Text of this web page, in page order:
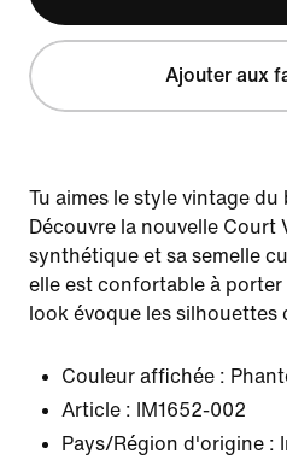
Ajouter aux
Tu aimes le style vintage du
Découvre la nouvelle Court
synthétique et sa semelle
elle est confortable à
look évoque les silhouettes
Couleur affichée :
Article :
IM1652-002
Pays/Région d'origine :